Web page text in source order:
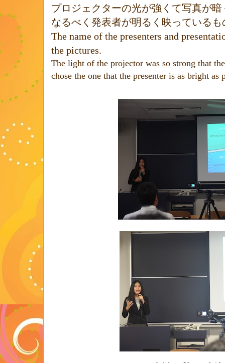
プロジェクターの光が強くて写真が
なるべく発表者が明るく映っている
The name of the presenters and
the pictures.
The light of the projector was so strong that
chose the one that the presenter is as bright as